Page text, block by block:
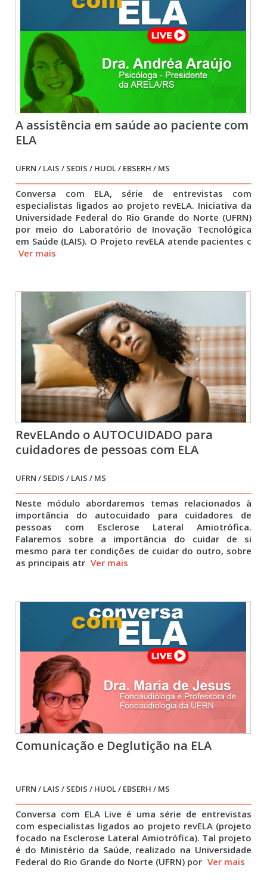
A assistência em saúde ao paciente com
ELA
UFRN / LAIS / SEDIS / HUOL / EBSERH / MS
Conversa com ELA, série de entrevistas com
especialistas ligados ao projeto revELA. Iniciativa da
Universidade Federal do Rio Grande do Norte (UFRN)
por meio do Laboratório de Inovação Tecnológica
em Saúde (LAIS). O Projeto revELA atende pacientes c
Ver mais
RevELAndo o AUTOCUIDADO para
cuidadores de pessoas com ELA
UFRN / SEDIS / LAIS / MS
Neste módulo abordaremos temas relacionados à
importância do autocuidado para cuidadores de
pessoas com Esclerose Lateral Amiotrófica.
Falaremos sobre a importância do cuidar de si
mesmo para ter condições de cuidar do outro, sobre
as principais atr Ver mais
Comunicação e Deglutição na ELA
UFRN / LAIS / SEDIS / HUOL / EBSERH / MS
Conversa com ELA Live é uma série de entrevistas
com especialistas ligados ao projeto revELA (projeto
focado na Esclerose Lateral Amiotrófica). Tal projeto
é do Ministério da Saúde, realizado na Universidade
Federal do Rio Grande do Norte (UFRN) por Ver mais